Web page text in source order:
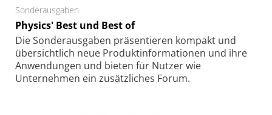
Sonderausgaben
Physics' Best und Best of
Die Sonder­ausgaben präsentieren kompakt und
übersichtlich neue Produkt­informationen und ihre
Anwendungen und bieten für Nutzer wie
Unternehmen ein zusätzliches Forum.